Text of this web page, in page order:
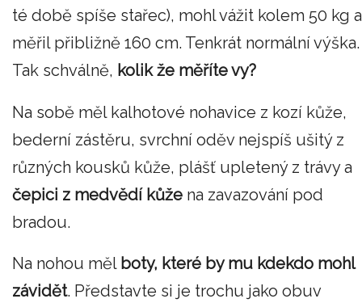
té době spíše stařec), mohl vážit kolem 50 kg a
měřil přibližně 160 cm. Tenkrát normální výška.
Tak schválně, kolik že měříte vy?
Na sobě měl kalhotové nohavice z kozí kůže,
bederní zástěru, svrchní oděv nejspíš ušitý z
různých kousků kůže, plášť upletený z trávy a
čepici z medvědí kůže na zavazování pod
bradou.
Na nohou měl boty, které by mu kdekdo mohl
závidět. Představte si je trochu jako obuv